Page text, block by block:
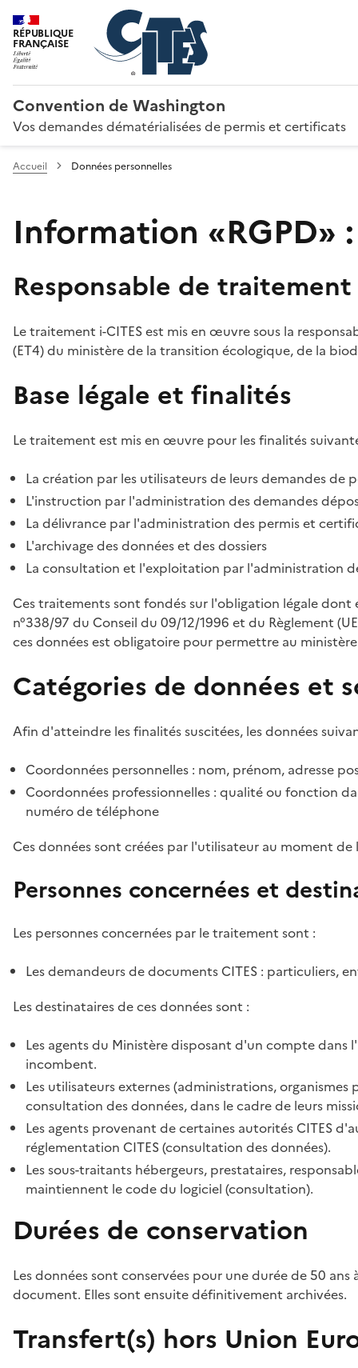
RÉPUBLIQUE
FRANÇAISE
Convention de Washington
Vos demandes dématérialisées de permis et certificats
Accueil Données personnelles
Information «RGPD»
Responsable de traitement
Le traitement i-CITES est mis en œuvre sous la
(ET4) du ministère de la transition écologique, de la
Base légale et finalités
Le traitement est mis en œuvre pour les finalités
La création par les utilisateurs de leurs demandes
L'instruction par l'administration des demandes
La délivrance par l'administration des permis et
L'archivage des données et des dossiers
La consultation et l'exploitation par l'administration
Ces traitements sont fondés sur l'obligation légale
n°338/97 du Conseil du 09/12/1996 et du Règlement
ces données est obligatoire pour permettre au
Catégories de données et
Afin d'atteindre les finalités suscitées, les données
Coordonnées personnelles : nom, prénom, adresse
Coordonnées professionnelles : qualité ou fonction
numéro de téléphone
Ces données sont créées par l'utilisateur au moment
Personnes concernées et
Les personnes concernées par le traitement sont :
Les demandeurs de documents CITES : particuliers,
Les destinataires de ces données sont :
Les agents du Ministère disposant d'un compte
incombent.
Les utilisateurs externes (administrations,
consultation des données, dans le cadre de leurs
Les agents provenant de certaines autorités CITES
réglementation CITES (consultation des données).
Les sous-traitants hébergeurs, prestataires,
maintiennent le code du logiciel (consultation).
Durées de conservation
Les données sont conservées pour une durée de 50
document. Elles sont ensuite définitivement archivées.
Transfert(s) hors Union